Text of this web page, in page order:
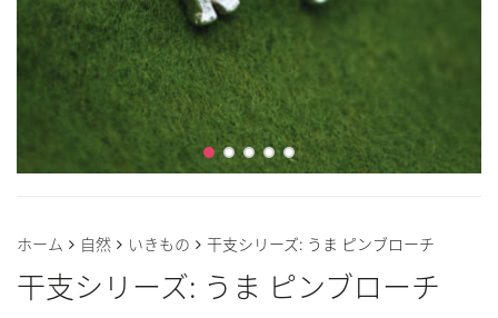
ホーム 自然 いきもの 干支シリーズ: うま ピンブローチ
干支シリーズ: うま ピンブローチ